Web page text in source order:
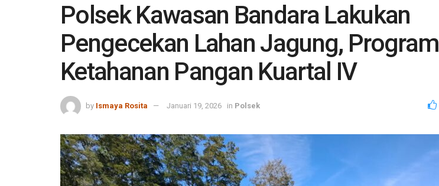
Polsek Kawasan Bandara Lakukan
Pengecekan Lahan Jagung, Program
Ketahanan Pangan Kuartal IV
by Ismaya Rosita Januari 19, 2026 in Polsek